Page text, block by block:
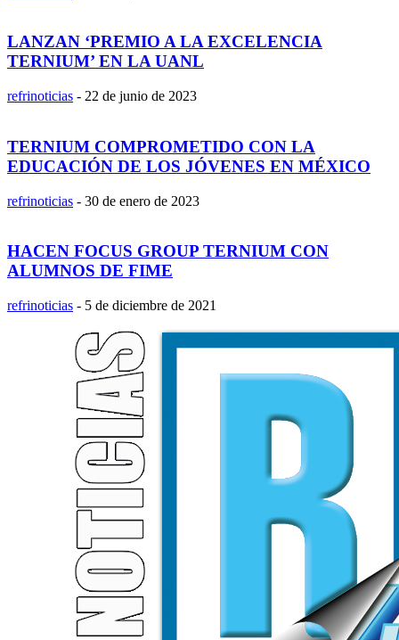
LANZAN ‘PREMIO A LA EXCELENCIA
TERNIUM’ EN LA UANL
refrinoticias - 22 de junio de 2023
TERNIUM COMPROMETIDO CON LA
EDUCACIÓN DE LOS JÓVENES EN MÉXICO
refrinoticias - 30 de enero de 2023
HACEN FOCUS GROUP TERNIUM CON
ALUMNOS DE FIME
refrinoticias - 5 de diciembre de 2021